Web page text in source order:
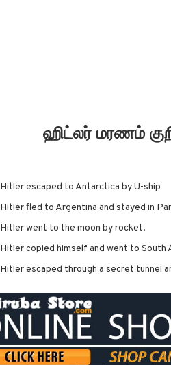
ஹிட்லர் மரணம்
Hitler escaped to Antarctica by U-ship
Hitler fled to Argentina and stayed in
Hitler went to the moon by rocket.
Hitler copied himself and went to South
Hitler escaped through a secret tunnel